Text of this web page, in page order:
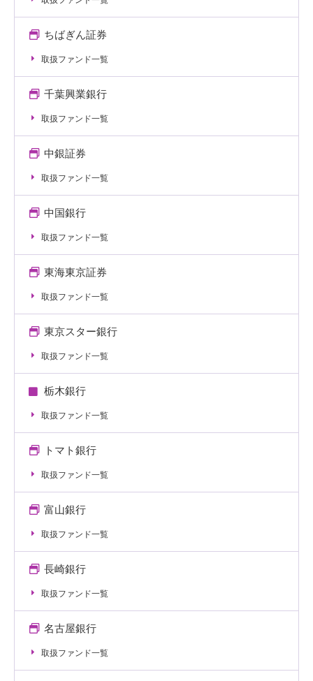
ちばぎん証券
取扱ファンド一覧
千葉興業銀行
取扱ファンド一覧
中銀証券
取扱ファンド一覧
中国銀行
取扱ファンド一覧
東海東京証券
取扱ファンド一覧
東京スター銀行
取扱ファンド一覧
栃木銀行
取扱ファンド一覧
トマト銀行
取扱ファンド一覧
富山銀行
取扱ファンド一覧
長崎銀行
取扱ファンド一覧
名古屋銀行
取扱ファンド一覧